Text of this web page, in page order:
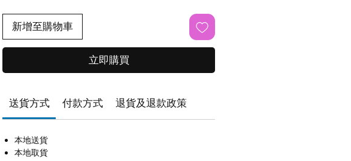
新增至購物車
立即購買
送貨方式 付款方式 退貨及退款政策
本地送貨
本地取貨